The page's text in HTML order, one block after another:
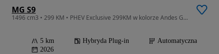
MG S9
1496 cm3 • 299 KM • PHEV Exclusive 299KM w kolorze Andes Grey
5 km Hybryda Plug-in
Automatyczna
2026